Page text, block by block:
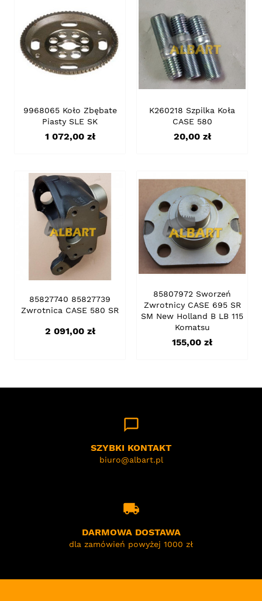
9968065 Koło Zbębate
Piasty SLE SK
Cena
1 072,00 zł
K260218 Szpilka Koła
CASE 580
Cena
20,00 zł
85827740 85827739
Zwrotnica CASE 580 SR
Cena
2 091,00 zł
85807972 Sworzeń
Zwrotnicy CASE 695 SR
SM New Holland B LB 115
Komatsu
Cena
155,00 zł
chat_bubble_outline
SZYBKI KONTAKT
biuro@albart.pl
local_shipping
DARMOWA DOSTAWA
dla zamówień powyżej 1000 zł